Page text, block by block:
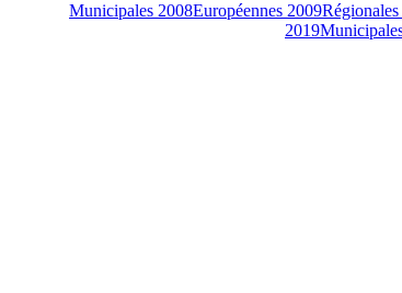
Municipales 2008Européennes 2009
2019